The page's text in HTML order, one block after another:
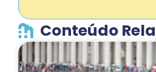
Conteúdo